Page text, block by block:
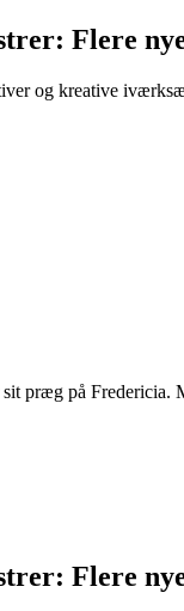
Flere
og kreative
præg på Fredericia.
Flere